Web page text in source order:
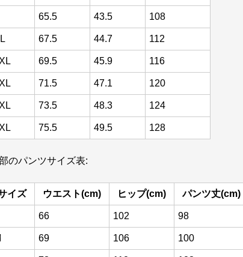
65.5 43.5 108
67.5 44.7 112
69.5 45.9 116
71.5 47.1 120
73.5 48.3 124
75.5 49.5 128
のパンツサイズ表:
イズ ウエスト(cm) ヒップ(cm) パンツ丈(cm)
66 102 98
69 106 100